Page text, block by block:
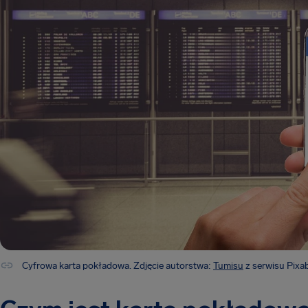
Cyfrowa karta pokładowa. Zdjęcie autorstwa: Tumisu z serwisu